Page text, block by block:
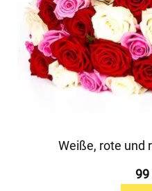
Weiße, rote und
99